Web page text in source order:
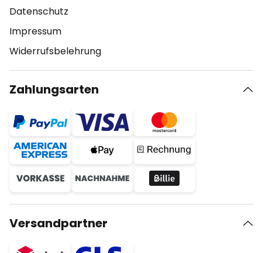
Datenschutz
Impressum
Widerrufsbelehrung
Zahlungsarten
Versandpartner